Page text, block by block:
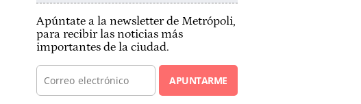
Apúntate a la newsletter de Metrópoli,
para recibir las noticias más
importantes de la ciudad.
APUNTARME